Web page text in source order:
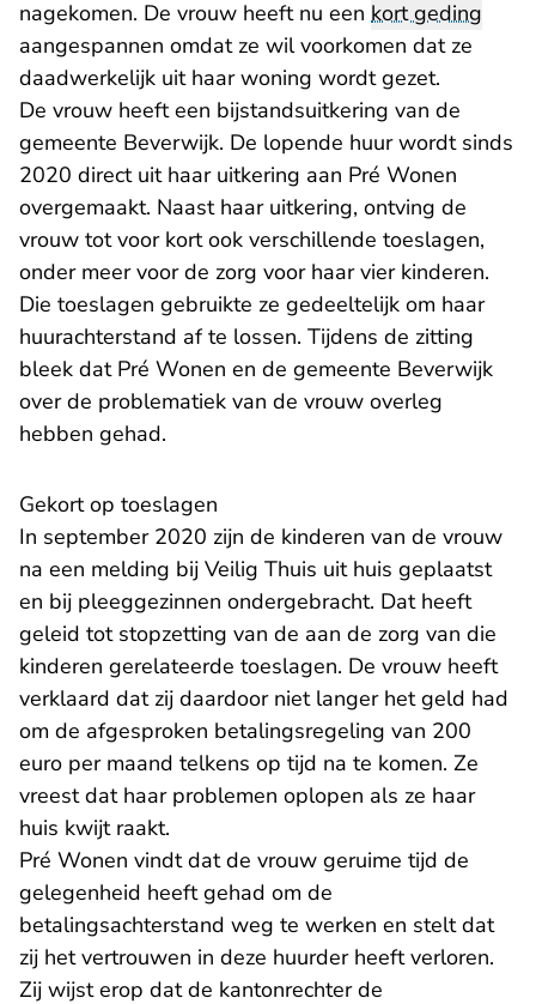
nagekomen. De vrouw heeft nu een kort geding
aangespannen omdat ze wil voorkomen dat ze
daadwerkelijk uit haar woning wordt gezet.
De vrouw heeft een bijstandsuitkering van de
gemeente Beverwijk. De lopende huur wordt sinds
2020 direct uit haar uitkering aan Pré Wonen
overgemaakt. Naast haar uitkering, ontving de
vrouw tot voor kort ook verschillende toeslagen,
onder meer voor de zorg voor haar vier kinderen.
Die toeslagen gebruikte ze gedeeltelijk om haar
huurachterstand af te lossen. Tijdens de zitting
bleek dat Pré Wonen en de gemeente Beverwijk
over de problematiek van de vrouw overleg
hebben gehad.
Gekort op toeslagen
In september 2020 zijn de kinderen van de vrouw
na een melding bij Veilig Thuis uit huis geplaatst
en bij pleeggezinnen ondergebracht. Dat heeft
geleid tot stopzetting van de aan de zorg van die
kinderen gerelateerde toeslagen. De vrouw heeft
verklaard dat zij daardoor niet langer het geld had
om de afgesproken betalingsregeling van 200
euro per maand telkens op tijd na te komen. Ze
vreest dat haar problemen oplopen als ze haar
huis kwijt raakt.
Pré Wonen vindt dat de vrouw geruime tijd de
gelegenheid heeft gehad om de
betalingsachterstand weg te werken en stelt dat
zij het vertrouwen in deze huurder heeft verloren.
Zij wijst erop dat de kantonrechter de